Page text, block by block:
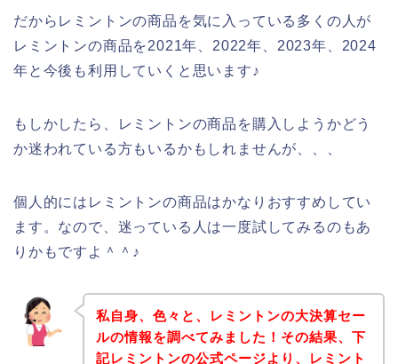
だからレミントンの商品を気に入っている多くの人が
レミントンの商品を2021年、2022年、2023年、2024
年と今後も利用していくと思います♪
もしかしたら、レミントンの商品を購入しようかどう
か迷われている方もいるかもしれませんが、、、
個人的にはレミントンの商品はかなりおすすめしてい
ます。なので、迷っている人は一度試してみるのもあ
りかもですよ＾＾♪
私自身、色々と、レミントンの大決算セー
ルの情報を調べてみました！その結果、下
記レミントンの公式ページより、レミント